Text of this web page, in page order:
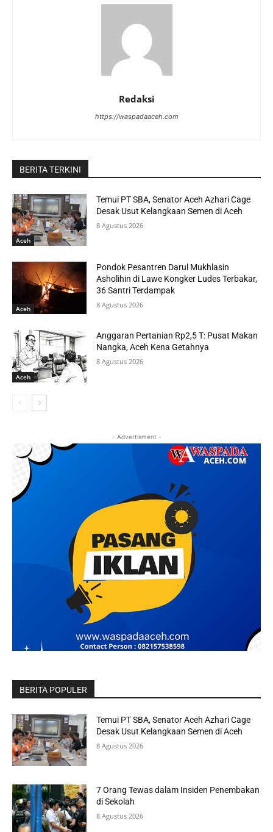
Redaksi
https://waspadaaceh.com
BERITA TERKINI
Aceh
Temui PT SBA, Senator Aceh Azhari Cage
Desak Usut Kelangkaan Semen di Aceh
8 Agustus 2026
Aceh
Pondok Pesantren Darul Mukhlasin
Asholihin di Lawe Kongker Ludes Terbakar,
36 Santri Terdampak
8 Agustus 2026
Aceh
Anggaran Pertanian Rp2,5 T: Pusat Makan
Nangka, Aceh Kena Getahnya
8 Agustus 2026
- Advertisment -
BERITA POPULER
Temui PT SBA, Senator Aceh Azhari Cage
Desak Usut Kelangkaan Semen di Aceh
8 Agustus 2026
7 Orang Tewas dalam Insiden Penembakan
di Sekolah
8 Agustus 2026